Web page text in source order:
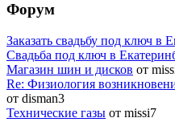
Форум
Заказать свадьбу под ключ в
Cвадьба под ключ в
Магазин шин и дисков от
Re: Физиология
от disman3
Технические газы от missi7